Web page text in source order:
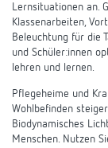
Lernsituationen an.
Klassenarbeiten,
Beleuchtung für die
und Schüler:innen
lehren und lernen.
Pflegeheime und
Wohlbefinden
Biodynamisches
Menschen. Nutzen